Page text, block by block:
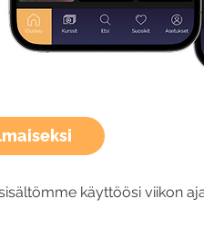
käyttöösi viikon